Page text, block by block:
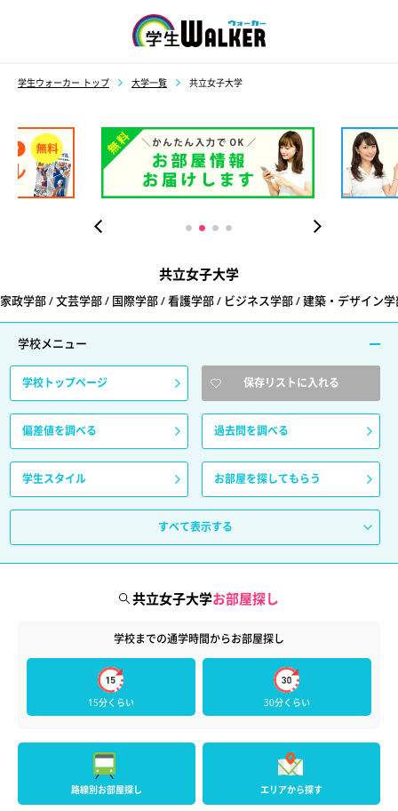
学生ウォーカー トップ 大学一覧 共立女子大学
共立女子大学
家政学部 / 文芸学部 / 国際学部 / 看護学部 / ビジネス学部 / 建築・デザイン
学校メニュー
学校トップページ 保存リストに入れる
偏差値を調べる 過去問を調べる
学生スタイル お部屋を探してもらう
すべて表示する
共立女子大学お部屋探し
学校までの通学時間からお部屋探し
15分くらい 30分くらい
路線別お部屋探し エリアから探す